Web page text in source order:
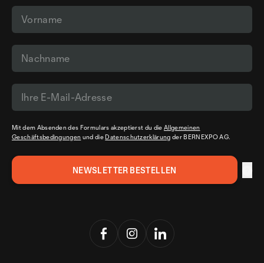
Mit dem Absenden des Formulars akzeptierst du dieAllgemeinen
Geschäftsbedingungen und die Datenschutzerklärung der BERNEXPO AG.